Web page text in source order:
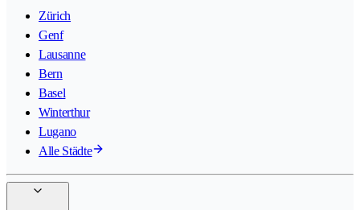
Zürich
Genf
Lausanne
Bern
Basel
Winterthur
Lugano
Alle Städte